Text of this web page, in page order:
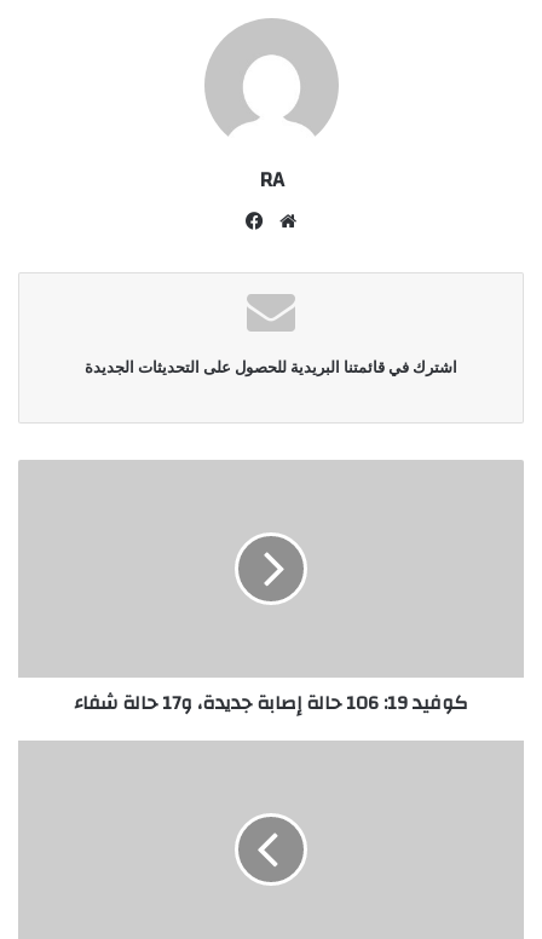
RA
موقع
اشترك في قائمتنا البريدية للحصول على التحديثات الجديدة
كوفيد 19: 106 حالة إصابة جديدة، و17 حالة شفاء